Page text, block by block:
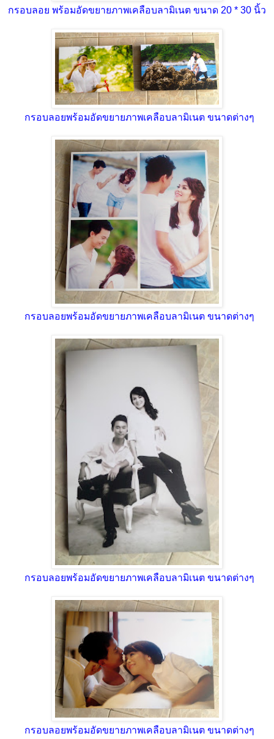
กรอบลอย พร้อมอัดขยายภาพเคลือบลามิเนต ขนาด 20 * 30 นิ้ว
กรอบลอยพร้อมอัดขยายภาพเคลือบลามิเนต ขนาดต่างๆ
กรอบลอยพร้อมอัดขยายภาพเคลือบลามิเนต ขนาดต่างๆ
กรอบลอยพร้อมอัดขยายภาพเคลือบลามิเนต ขนาดต่างๆ
กรอบลอยพร้อมอัดขยายภาพเคลือบลามิเนต ขนาดต่างๆ